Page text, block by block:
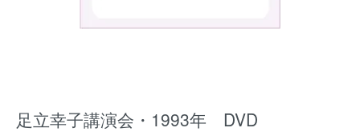
足立幸子講演会・1993年 DVD